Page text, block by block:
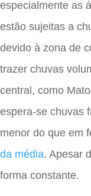
especialmente as
estão sujeitas a
devido à zona de
trazer chuvas
central, como
espera-se chuvas
menor do que em
da média. Apesar
forma constante.